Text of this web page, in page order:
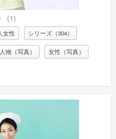
(1)
女性 シリーズ（304）
人物（写真） 女性（写真）